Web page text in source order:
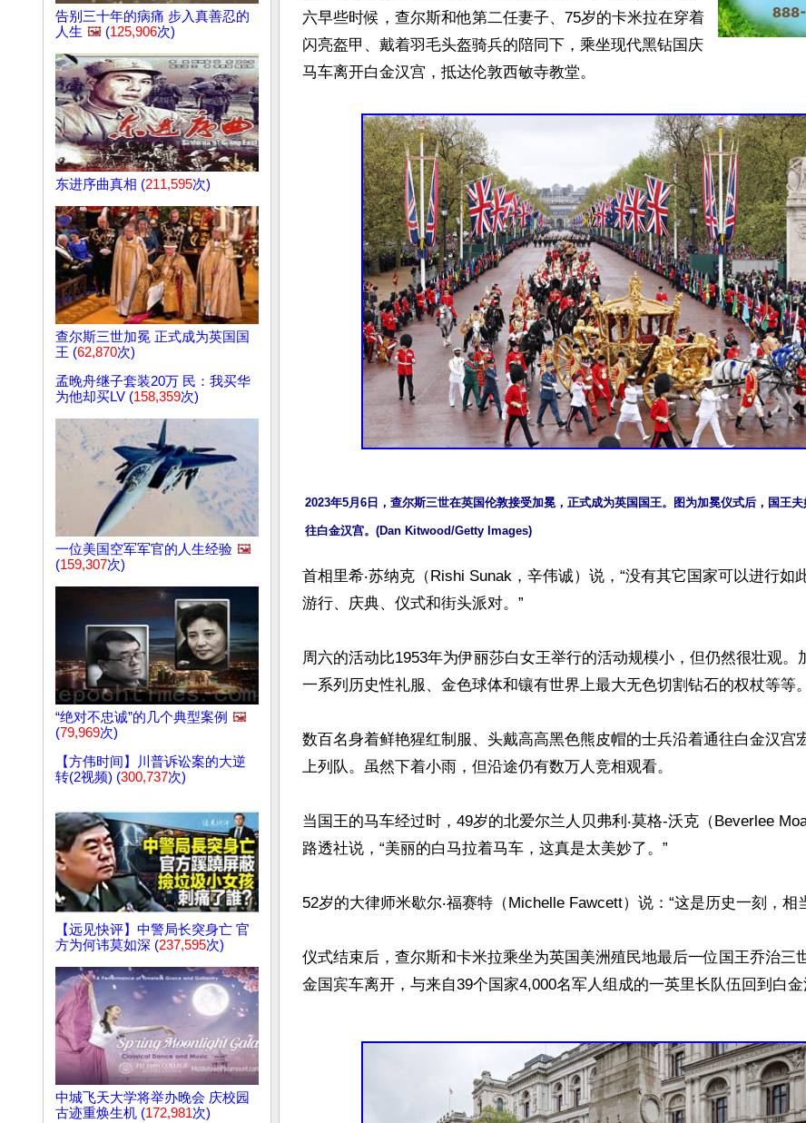
告别三十年的病痛 步入真善忍的
人生 🖼️ (125,906次)
东进序曲真相 (211,595次)
查尔斯三世加冕 正式成为英国国
王 (62,870次)
孟晚舟继子套装20万 民：我买华
为他却买LV (158,359次)
一位美国空军军官的人生经验 🖼️
(159,307次)
“绝对不忠诚”的几个典型案例 🖼️
(79,969次)
【方伟时间】川普诉讼案的大逆
转(2视频) (300,737次)
【远见快评】中警局长突身亡 官
方为何讳莫如深 (237,595次)
中城飞天大学将举办晚会 庆校园
古迹重焕生机 (172,981次)
六早些时候，查尔斯和他第二任妻子、75岁的卡米拉在穿着
闪亮盔甲、戴着羽毛头盔骑兵的陪同下，乘坐现代黑钻国庆
2023年5月6日，查尔斯三世在英国伦敦接受加冕，正式成为英国国王。图为加冕仪式后，国王
往白金汉宫。(Dan Kitwood/Getty Images)
首相里希‧苏纳克（Rishi Sunak，辛伟诚）说，“没有其它国家可以进行
游行、庆典、仪式和街头派对。”
周六的活动比1953年为伊丽莎白女王举行的活动规模小，但仍然很壮观。
一系列历史性礼服、金色球体和镶有世界上最大无色切割钻石的权杖等等。
数百名身着鲜艳猩红制服、头戴高高黑色熊皮帽的士兵沿着通往白金汉宫
上列队。虽然下着小雨，但沿途仍有数万人竞相观看。
当国王的马车经过时，49岁的北爱尔兰人贝弗利‧莫格-沃克（Beverlee
路透社说，“美丽的白马拉着马车，这真是太美妙了。”
52岁的大律师米歇尔‧福赛特（Michelle Fawcett）说：“这是历史一刻，相
仪式结束后，查尔斯和卡米拉乘坐为英国美洲殖民地最后一位国王乔治三